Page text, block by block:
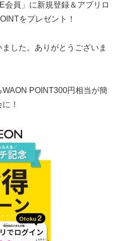
会員」に新規登録＆アプリロ
をプレゼント！
した。ありがとうございま
POINT300円相当が簡
！